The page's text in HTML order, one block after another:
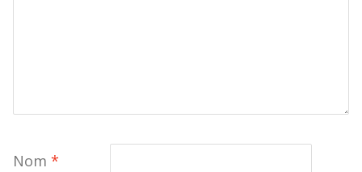
Nom *